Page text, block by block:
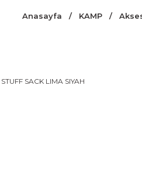
Anasayfa KAMP